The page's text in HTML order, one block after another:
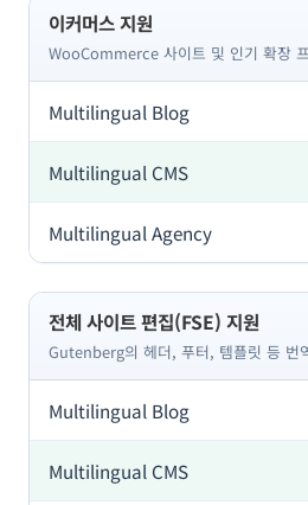
이커머스 지원
WooCommerce 사이트 및 인기 확장
미포함
포함
포함
전체 사이트 편집(FSE) 지원
Gutenberg의 헤더, 푸터, 템플릿 등 번
미포함
포함